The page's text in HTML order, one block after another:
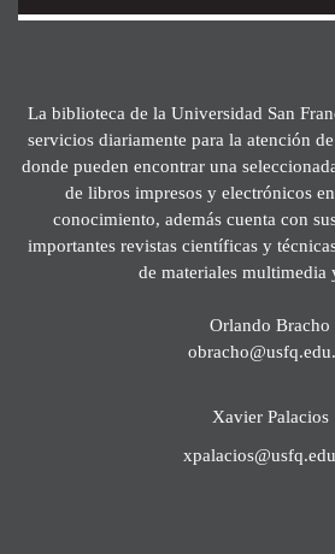
La biblioteca de la Universidad San
servicios diariamente para la atención
donde pueden encontrar una
de libros impresos y electrónicos
conocimiento, además cuenta con
importantes revistas científicas y
de materiales multimedia
Orlando Bracho
Xavier Palacios